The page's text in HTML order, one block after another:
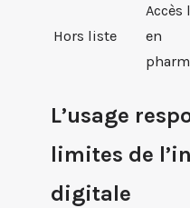
Hors liste
Accès
en
L’usage
limites de
digitale